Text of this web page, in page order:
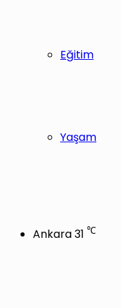
Eğitim
Yaşam
Ankara31 ℃